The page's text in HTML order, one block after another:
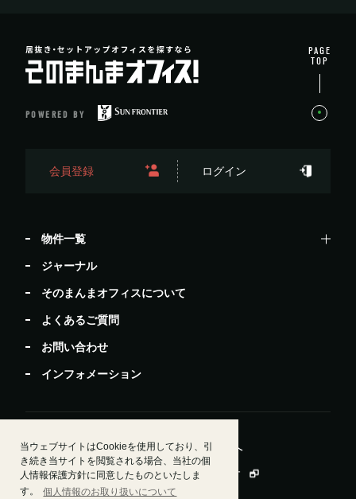
当ウェブサイトはCookieを使用しており、引
き続き当サイトを閲覧される場合、当社の個
人情報保護方針に同意したものといたしま
す。
個人情報のお取り扱いについて
POWERED BY
会員登録 ログイン
物件一覧
ジャーナル
そのまんまオフィスについて
よくあるご質問
お問い合わせ
インフォメーション
居抜きで退去したい方 ビルオーナー・管理会社様へ
運営会社情報 会員規約 個人情報保護方針
PAGE
TOP